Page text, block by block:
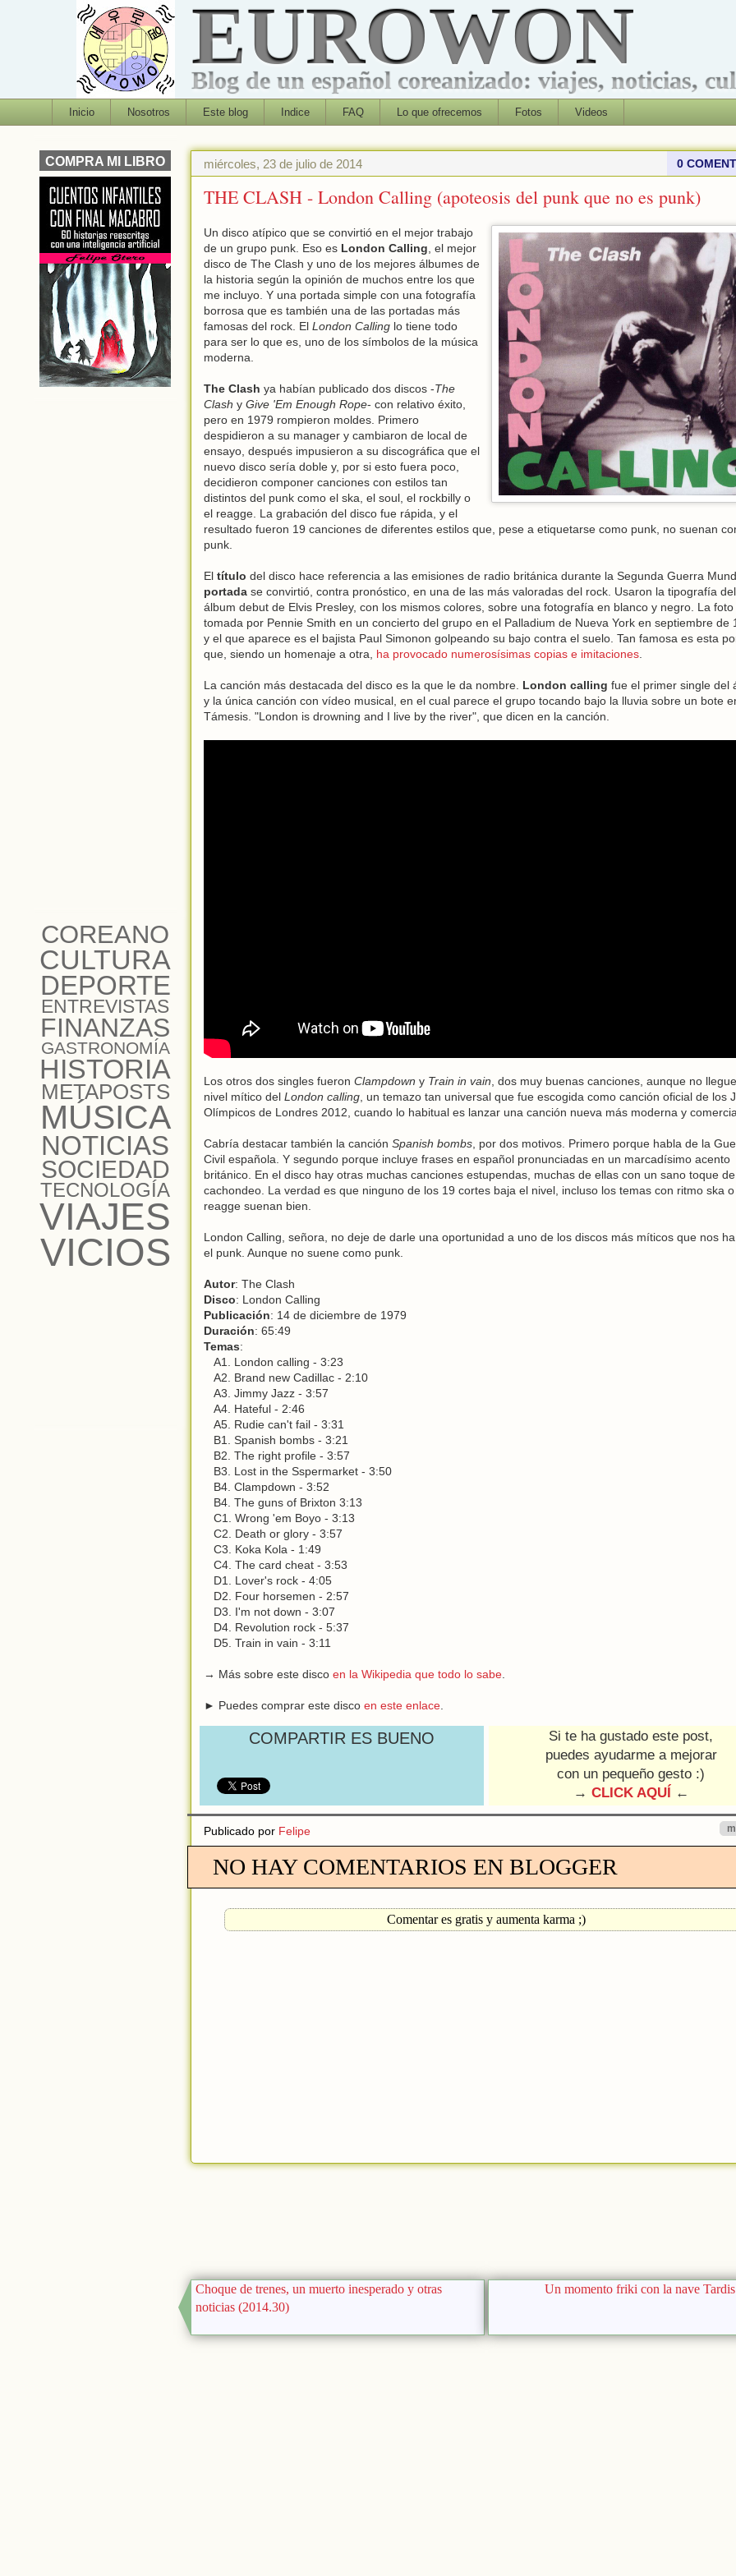
EUROWON
Blog de un español coreanizado: viajes, noticias,
Inicio Nosotros Este blog Indice FAQ Lo que ofrecemos Fotos Videos
miércoles, 23 de julio de 2014 0
THE CLASH - London Calling (apoteosis del punk que no es punk)
Un disco atípico que se convirtió en el mejor trabajo
de un grupo punk. Eso es London Calling , el mejor
disco de The Clash y uno de los mejores álbumes de
la historia según la opinión de muchos entre los que
me incluyo. Y una portada simple con una fotografía
borrosa que es también una de las portadas más
famosas del rock. El London Calling lo tiene todo
para ser lo que es, uno de los símbolos de la música
moderna.
The Clash ya habían publicado dos discos -The
Clash y Give 'Em Enough Rope- con relativo éxito,
pero en 1979 rompieron moldes. Primero
despidieron a su manager y cambiaron de local de
ensayo, después impusieron a su discográfica que el
nuevo disco sería doble y, por si esto fuera poco,
decidieron componer canciones con estilos tan
distintos del punk como el ska, el soul, el rockbilly o
el reagge. La grabación del disco fue rápida, y el
resultado fueron 19 canciones de diferentes estilos que, pese a etiquetarse como punk, no suenan
punk.
El título del disco hace referencia a las emisiones de radio británica durante la Segunda Guerra
portada se convirtió, contra pronóstico, en una de las más valoradas del rock. Usaron la tipografía del
álbum debut de Elvis Presley, con los mismos colores, sobre una fotografía en blanco y negro. La foto
tomada por Pennie Smith en un concierto del grupo en el Palladium de Nueva York en septiembre de
y el que aparece es el bajista Paul Simonon golpeando su bajo contra el suelo. Tan famosa es esta
que, siendo un homenaje a otra, ha provocado numerosísimas copias e imitaciones
La canción más destacada del disco es la que le da nombre. London calling fue el primer single del
y la única canción con vídeo musical, en el cual parece el grupo tocando bajo la lluvia sobre un bote
Támesis. "London is drowning and I live by the river", que dicen en la canción.
Los otros dos singles fueron Clampdown y Train in vain , dos muy buenas canciones, aunque no
nivel mítico del London calling , un temazo tan universal que fue escogida como canción oficial de los
Olímpicos de Londres 2012, cuando lo habitual es lanzar una canción nueva más moderna y
Cabría destacar también la canción Spanish bombs , por dos motivos. Primero porque habla de la
Civil española. Y segundo porque incluye frases en español pronunciadas en un marcadísimo acento
británico. En el disco hay otras muchas canciones estupendas, muchas de ellas con un sano toque de
cachondeo. La verdad es que ninguno de los 19 cortes baja el nivel, incluso los temas con ritmo ska o
reagge suenan bien.
London Calling, señora, no deje de darle una oportunidad a uno de los discos más míticos que nos
el punk. Aunque no suene como punk.
Autor: The Clash
Disco: London Calling
Publicación: 14 de diciembre de 1979
Duración: 65:49
Temas:
A1. London calling - 3:23
A2. Brand new Cadillac - 2:10
A3. Jimmy Jazz - 3:57
A4. Hateful - 2:46
A5. Rudie can't fail - 3:31
B1. Spanish bombs - 3:21
B2. The right profile - 3:57
B3. Lost in the Sspermarket - 3:50
B4. Clampdown - 3:52
B4. The guns of Brixton 3:13
C1. Wrong 'em Boyo - 3:13
C2. Death or glory - 3:57
C3. Koka Kola - 1:49
C4. The card cheat - 3:53
D1. Lover's rock - 4:05
D2. Four horsemen - 2:57
D3. I'm not down - 3:07
D4. Revolution rock - 5:37
D5. Train in vain - 3:11
→ Más sobre este disco en la Wikipedia que todo lo sabe
► Puedes comprar este disco en este enlace
COMPARTIR ES BUENO
Si te ha gustado este post,
puedes ayudarme a mejorar
con un pequeño gesto :)
→ CLICK AQUÍ ←
Publicado por Felipe
NO HAY COMENTARIOS EN BLOGGER
Comentar es gratis y aumenta karma ;)
Choque de trenes, un muerto inesperado y otras
noticias (2014.30)
Un momento friki con la nave
COMPRA MI LIBRO
COREANO
CULTURA
DEPORTE
ENTREVISTAS
FINANZAS
GASTRONOMÍA
HISTORIA
METAPOSTS
MÚSICA
NOTICIAS
SOCIEDAD
TECNOLOGÍA
VIAJES
VICIOS